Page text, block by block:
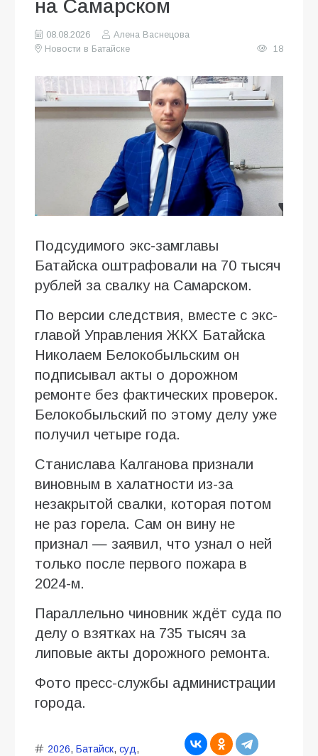
на Самарском
08.08.2026
Алена Васнецова
Новости в Батайске
18
Подсудимого экс-замглавы
Батайска оштрафовали на 70 тысяч
рублей за свалку на Самарском.
По версии следствия, вместе с экс-
главой Управления ЖКХ Батайска
Николаем Белокобыльским он
подписывал акты о дорожном
ремонте без фактических проверок.
Белокобыльский по этому делу уже
получил четыре года.
Станислава Калганова признали
виновным в халатности из-за
незакрытой свалки, которая потом
не раз горела. Сам он вину не
признал — заявил, что узнал о ней
только после первого пожара в
2024-м.
Параллельно чиновник ждёт суда по
делу о взятках на 735 тысяч за
липовые акты дорожного ремонта.
Фото пресс-службы администрации
города.
2026, Батайск, суд,